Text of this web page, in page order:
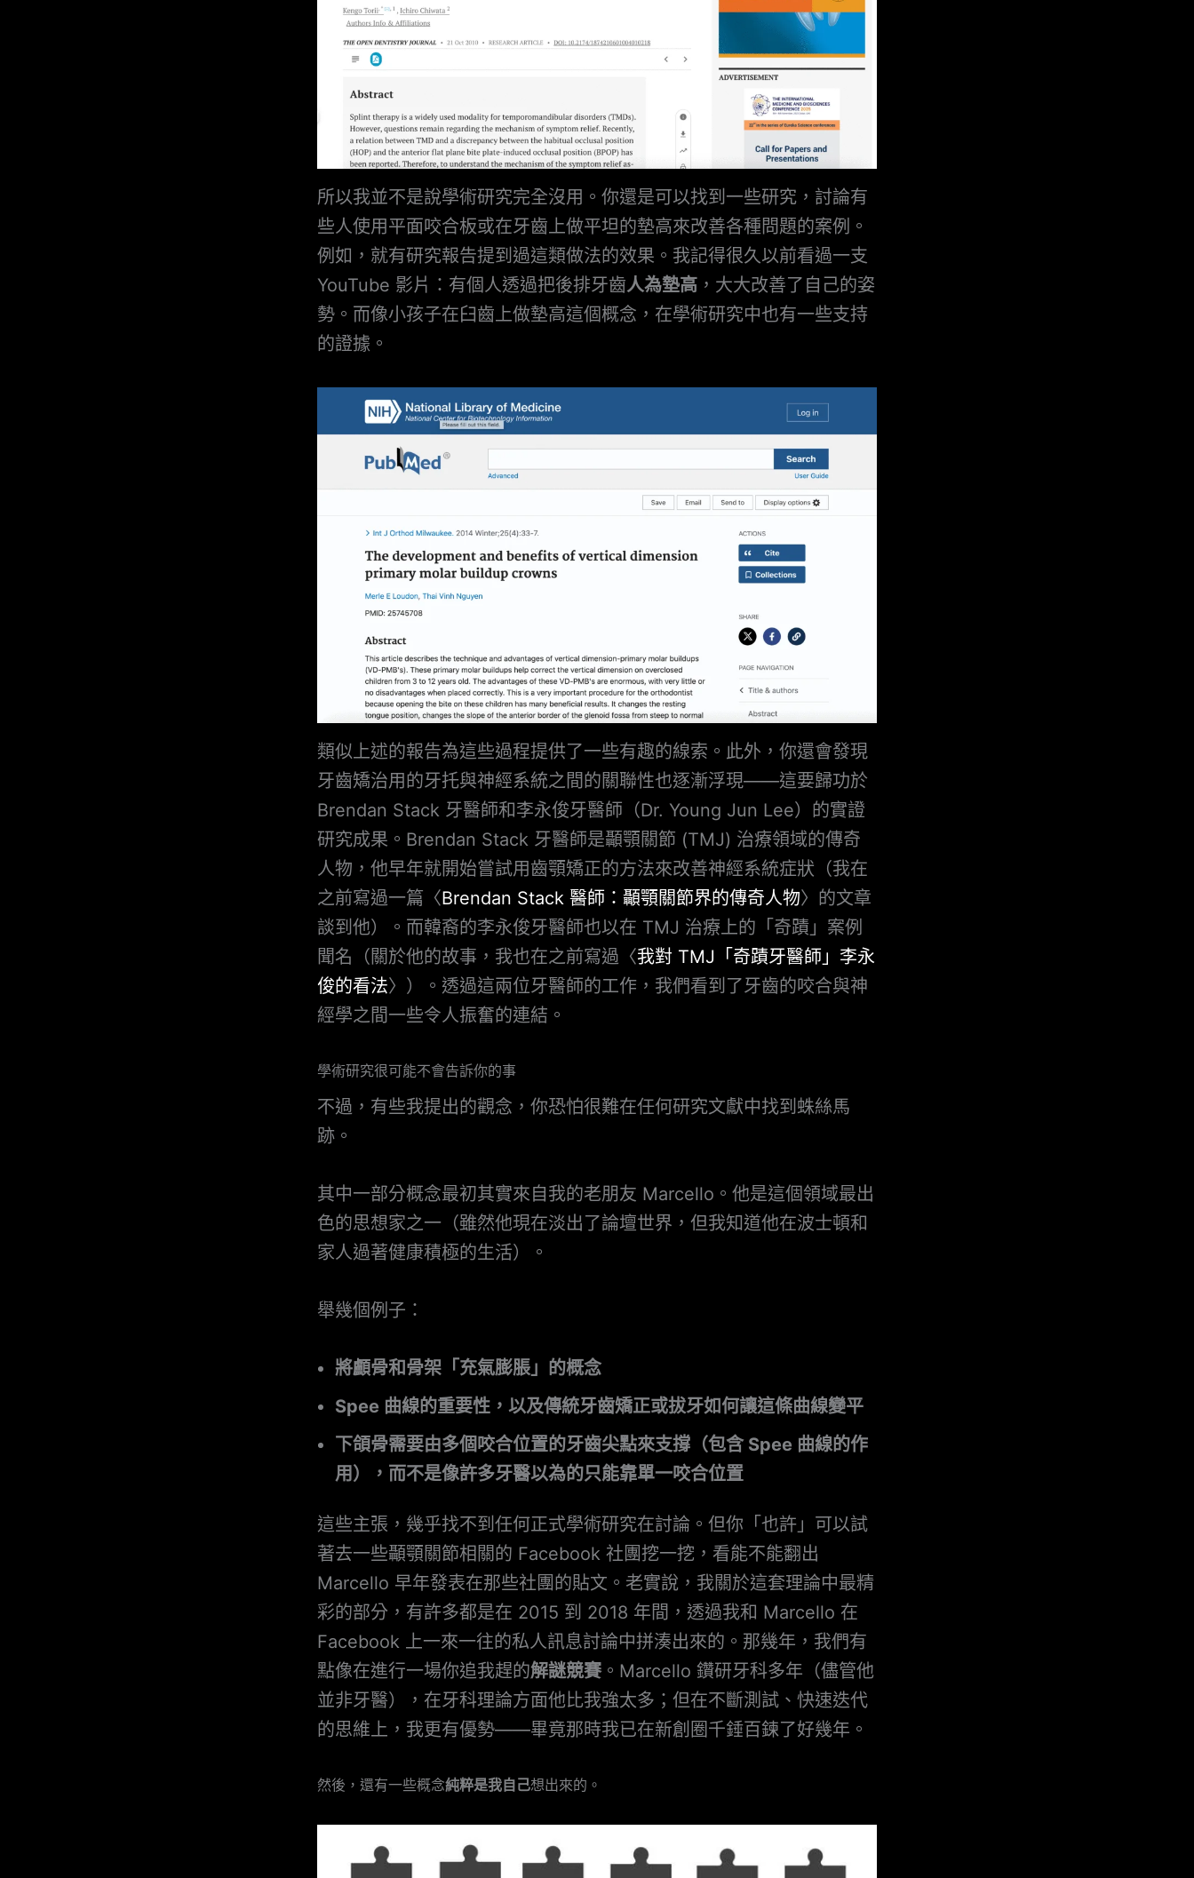
所以我並不是說學術研究完全沒用。你還是可以找到一些研究，討論有
些人使用平面咬合板或在牙齒上做平坦的墊高來改善各種問題的案例。
例如，就有研究報告提到過這類做法的效果。我記得很久以前看過一支
YouTube 影片：有個人透過把後排牙齒人為墊高 ，大大改善了自己的姿
勢。而像小孩子在臼齒上做墊高這個概念，在學術研究中也有一些支持
的證據。
類似上述的報告為這些過程提供了一些有趣的線索。此外，你還會發現
牙齒矯治用的牙托與神經系統之間的關聯性也逐漸浮現——這要歸功於
Brendan Stack 牙醫師和李永俊牙醫師（Dr. Young Jun Lee）的實證
研究成果。Brendan Stack 牙醫師是顳顎關節 (TMJ) 治療領域的傳奇
人物，他早年就開始嘗試用齒顎矯正的方法來改善神經系統症狀（我在
之前寫過一篇〈Brendan Stack 醫師：顳顎關節界的傳奇人物〉的文章
談到他）。而韓裔的李永俊牙醫師也以在 TMJ 治療上的「奇蹟」案例
聞名（關於他的故事，我也在之前寫過〈我對 TMJ「奇蹟牙醫師」李永
俊的看法〉）。透過這兩位牙醫師的工作，我們看到了牙齒的咬合與神
經學之間一些令人振奮的連結。
學術研究很可能不會告訴你的事
不過，有些我提出的觀念，你恐怕很難在任何研究文獻中找到蛛絲馬
跡。
其中一部分概念最初其實來自我的老朋友 Marcello。他是這個領域最出
色的思想家之一（雖然他現在淡出了論壇世界，但我知道他在波士頓和
家人過著健康積極的生活）。
舉幾個例子：
將顱骨和骨架「充氣膨脹」的概念
Spee 曲線的重要性，以及傳統牙齒矯正或拔牙如何讓這條曲線變平
下頜骨需要由多個咬合位置的牙齒尖點來支撐（包含 Spee 曲線的作
用），而不是像許多牙醫以為的只能靠單一咬合位置
這些主張，幾乎找不到任何正式學術研究在討論。但你「也許」可以試
著去一些顳顎關節相關的 Facebook 社團挖一挖，看能不能翻出
Marcello 早年發表在那些社團的貼文。老實說，我關於這套理論中最精
彩的部分，有許多都是在 2015 到 2018 年間，透過我和 Marcello 在
Facebook 上一來一往的私人訊息討論中拼湊出來的。那幾年，我們有
點像在進行一場你追我趕的解謎競賽。Marcello 鑽研牙科多年（儘管他
並非牙醫），在牙科理論方面他比我強太多；但在不斷測試、快速迭代
的思維上，我更有優勢——畢竟那時我已在新創圈千錘百鍊了好幾年。
然後，還有一些概念純粹是我自己想出來的。